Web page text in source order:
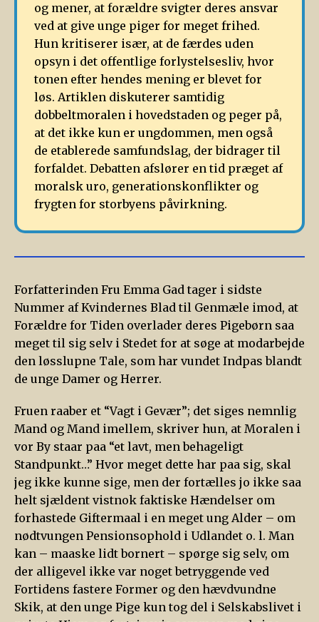
og mener, at forældre svigter deres ansvar
ved at give unge piger for meget frihed.
Hun kritiserer især, at de færdes uden
opsyn i det offentlige forlystelsesliv, hvor
tonen efter hendes mening er blevet for
løs. Artiklen diskuterer samtidig
dobbeltmoralen i hovedstaden og peger på,
at det ikke kun er ungdommen, men også
de etablerede samfundslag, der bidrager til
forfaldet. Debatten afslører en tid præget af
moralsk uro, generationskonflikter og
frygten for storbyens påvirkning.
Forfatterinden Fru Emma Gad tager i sidste
Nummer af Kvindernes Blad til Genmæle imod, at
Forældre for Tiden overlader deres Pigebørn saa
meget til sig selv i Stedet for at søge at modarbejde
den løsslupne Tale, som har vundet Indpas blandt
de unge Damer og Herrer.
Fruen raaber et “Vagt i Gevær”; det siges nemnlig
Mand og Mand imellem, skriver hun, at Moralen i
vor By staar paa “et lavt, men behageligt
Standpunkt…” Hvor meget dette har paa sig, skal
jeg ikke kunne sige, men der fortælles jo ikke saa
helt sjældent vistnok faktiske Hændelser om
forhastede Giftermaal i en meget ung Alder – om
nødtvungen Pensionsophold i Udlandet o. l. Man
kan – maaske lidt bornert – spørge sig selv, om
der alligevel ikke var noget betryggende ved
Fortidens fastere Former og den hævdvundne
Skik, at den unge Pige kun tog del i Selskabslivet i